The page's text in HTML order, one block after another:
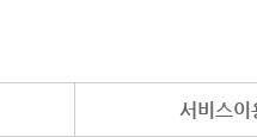
서비스이